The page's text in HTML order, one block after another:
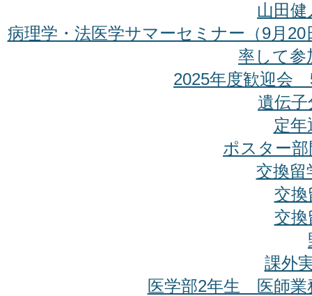
山田
病理学・法医学サマーセミナー（9月
率して参
2025年度歓迎会
遺伝
定
ポスター
交換留
交換
交換
課外
医学部2年生 医師業